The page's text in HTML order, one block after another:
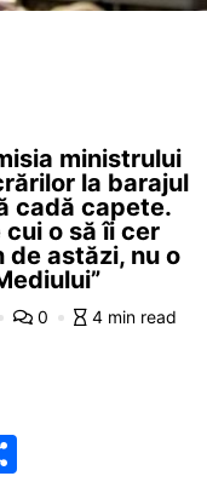
ministrului
la barajul
cadă capete.
o să îi cer
de astăzi, nu o
0 4 min read